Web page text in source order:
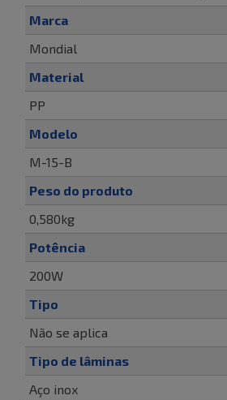
Marca
Mondial
Material
PP
Modelo
M-15-B
Peso do produto
0,580kg
Potência
200W
Tipo
Não se aplica
Tipo de lâminas
Aço inox